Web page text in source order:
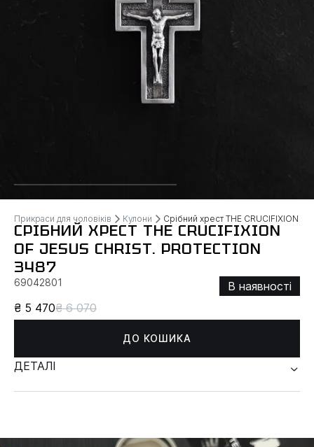
Прикраси для чоловіків Кулони Срібний хрест THE CRUCIFIXION
СРІБНИЙ ХРЕСТ THE CRUCIFIXION
OF JESUS ​​CHRIST. PROTECTION
3487
69042801
В наявності
₴ 5 470₴ 6 070
ДО КОШИКА
ДЕТАЛІ